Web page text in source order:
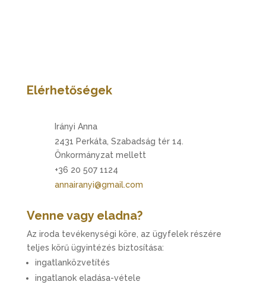
Elérhetőségek
Irányi Anna
2431 Perkáta, Szabadság tér 14.
Önkormányzat mellett
+36 20 507 1124
annairanyi@gmail.com
Venne vagy eladna?
Az iroda tevékenységi köre, az ügyfelek részére
teljes körű ügyintézés biztosítása:
ingatlanközvetítés
ingatlanok eladása-vétele